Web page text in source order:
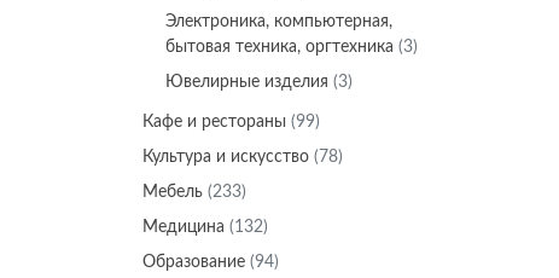
Электроника, компьютерная,
бытовая техника, оргтехника (3)
Ювелирные изделия (3)
Кафе и рестораны (99)
Культура и искусство (78)
Мебель (233)
Медицина (132)
Образование (94)